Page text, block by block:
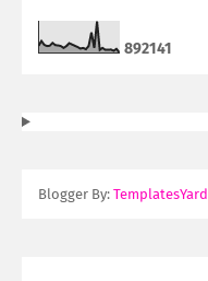
892141
Blogger By: TemplatesYard